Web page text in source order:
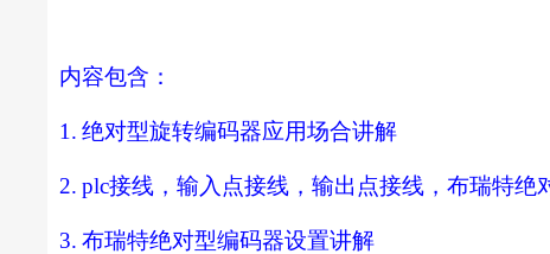
内容包含：
1. 绝对型旋转编码器应用场合讲解
2. plc接线，输入点接线，输出点接线，布瑞特绝
3. 布瑞特绝对型编码器设置讲解